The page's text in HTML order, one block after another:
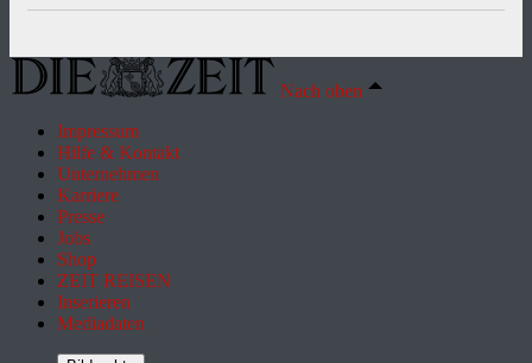
Nach oben
Impressum
Hilfe & Kontakt
Unternehmen
Karriere
Presse
Jobs
Shop
ZEIT REISEN
Inserieren
Mediadaten